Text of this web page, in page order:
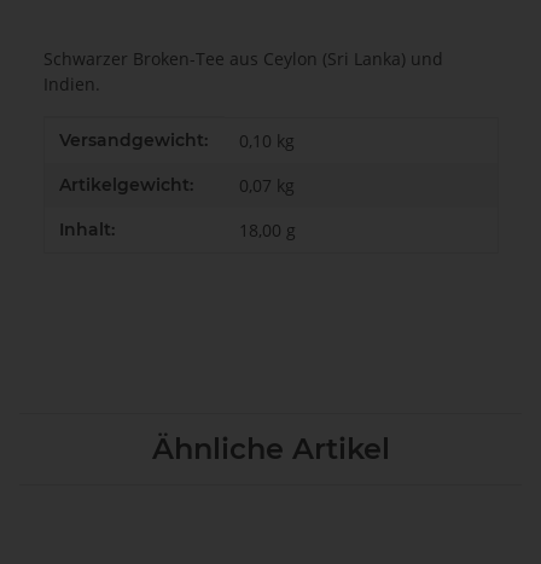
Schwarzer Broken-Tee aus Ceylon (Sri Lanka) und
Indien.
Produkteigenschaft
Wert
Versandgewicht: 0,10 kg
Artikelgewicht: 0,07 kg
Inhalt: 18,00 g
Ähnliche Artikel